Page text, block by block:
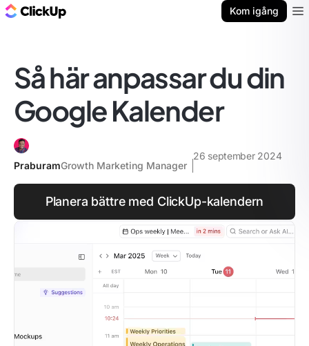
Kom igång
Så här anpassar du din
Google Kalender
PraburamGrowth Marketing Manager
26 september 2024
Planera bättre med ClickUp-kalendern